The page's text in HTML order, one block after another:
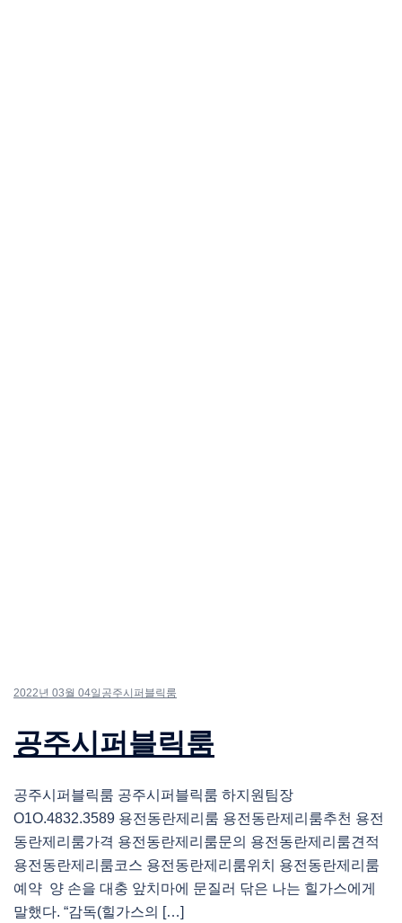
2022년 03월 04일 공주시퍼블릭룸
공주시퍼블릭룸
공주시퍼블릭룸 공주시퍼블릭룸 하지원팀장
O1O.4832.3589 용전동란제리룸 용전동란제리룸추천 용전
동란제리룸가격 용전동란제리룸문의 용전동란제리룸견적
용전동란제리룸코스 용전동란제리룸위치 용전동란제리룸
예약 양 손을 대충 앞치마에 문질러 닦은 나는 힐가스에게
말했다. “감독(힐가스의 […]